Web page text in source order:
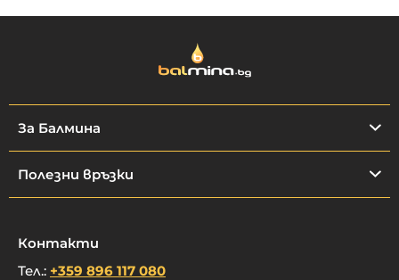
За Балмина
Полезни връзки
Контакти
Тел.: +359 896 117 080